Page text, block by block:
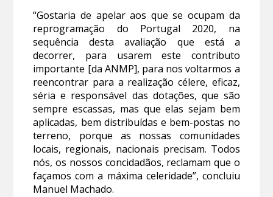
“Gostaria de apelar aos que se ocupam da
reprogramação do Portugal 2020, na
sequência desta avaliação que está a
decorrer, para usarem este contributo
importante [da ANMP], para nos voltarmos a
reencontrar para a realização célere, eficaz,
séria e responsável das dotações, que são
sempre escassas, mas que elas sejam bem
aplicadas, bem distribuídas e bem-postas no
terreno, porque as nossas comunidades
locais, regionais, nacionais precisam. Todos
nós, os nossos concidadãos, reclamam que o
façamos com a máxima celeridade”, concluiu
Manuel Machado.